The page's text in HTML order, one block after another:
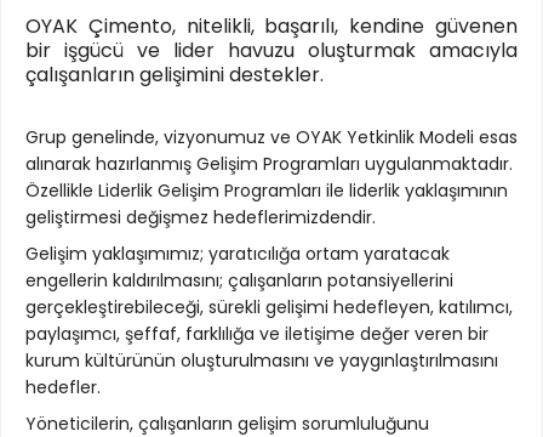
OYAK Çimento, nitelikli, başarılı, kendine güvenen
bir işgücü ve lider havuzu oluşturmak amacıyla
çalışanların gelişimini destekler.
Grup genelinde, vizyonumuz ve OYAK Yetkinlik Modeli esas
alınarak hazırlanmış Gelişim Programları uygulanmaktadır.
Özellikle Liderlik Gelişim Programları ile liderlik yaklaşımının
geliştirmesi değişmez hedeflerimizdendir.
Gelişim yaklaşımımız; yaratıcılığa ortam yaratacak
engellerin kaldırılmasını; çalışanların potansiyellerini
gerçekleştirebileceği, sürekli gelişimi hedefleyen, katılımcı,
paylaşımcı, şeffaf, farklılığa ve iletişime değer veren bir
kurum kültürünün oluşturulmasını ve yaygınlaştırılmasını
hedefler.
Yöneticilerin, çalışanların gelişim sorumluluğunu